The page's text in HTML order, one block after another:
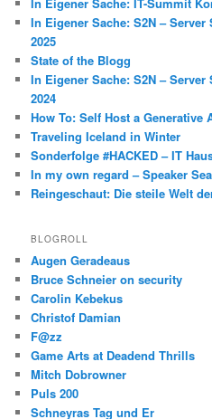
In Eigener Sache: S2N –
2025
State of the Blogg
In Eigener Sache: S2N –
2024
How To: Self Host a Generative
Traveling Iceland in Winter
Sonderfolge #HACKED – IT
In my own regard – Speaker
Reingeschaut: Die steile Welt
BLOGROLL
Augen Geradeaus
Bruce Schneier on security
Carolin Kebekus
Christof Damian
F@zz
Game Arts at Deadend Thrills
Mitch Dobrowner
Puls 200
Schneyras Tag und Er